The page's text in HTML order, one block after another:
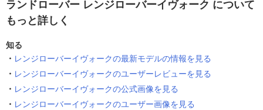
ランドローバー レンジローバーイヴォーク について
もっと詳しく
知る
レンジローバーイヴォークの最新モデルの情報を見る
レンジローバーイヴォークのユーザーレビューを見る
レンジローバーイヴォークの公式画像を見る
レンジローバーイヴォークのユーザー画像を見る